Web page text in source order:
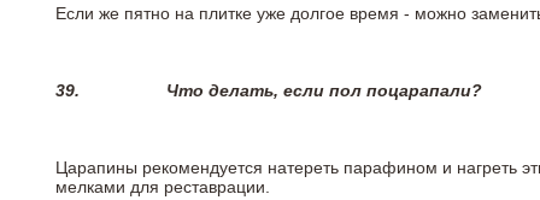
Если же пятно на плитке уже долгое время - можно
39. Что делать, если пол поцарапали?
Царапины рекомендуется натереть парафином и нагреть
мелками для реставрации.